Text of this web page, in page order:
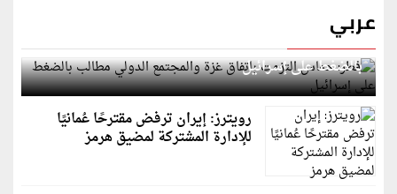
عربي
قطر: حماس التزمت باتفاق غزة والمجتمع الدولي مطالب
بالضغط على إسرائيل
رويترز: إيران ترفض مقترحًا عُمانيًا
للإدارة المشتركة لمضيق هرمز